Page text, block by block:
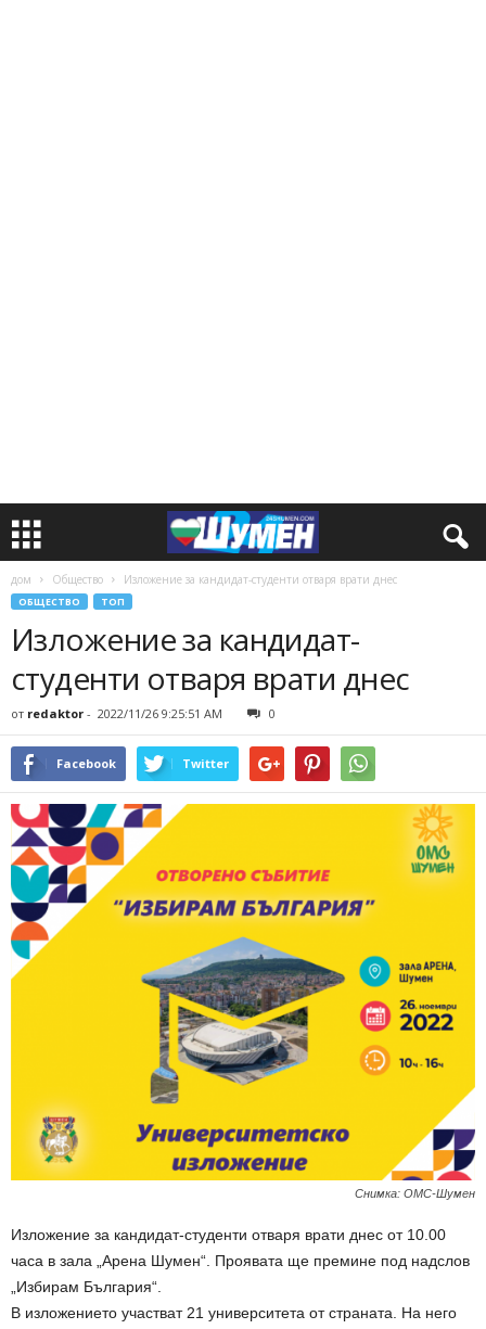
дом Общество Изложение за кандидат-студенти отваря врати днес
ОБЩЕСТВО ТОП
Изложение за кандидат-
студенти отваря врати днес
от redaktor - 2022/11/26 9:25:51 AM 0
Facebook Twitter
Снимка: ОМС-Шумен
Изложение за кандидат-студенти отваря врати днес от 10.00
часа в зала „Арена Шумен“. Проявата ще премине под надслов
„Избирам България“.
В изложението участват 21 университета от страната. На него